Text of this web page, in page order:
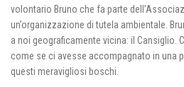
volontario Bruno che fa parte
un’organizzazione di tutela ambientale.
a noi geograficamente vicina: il Cansiglio.
come se ci avesse accompagnato in una
questi meravigliosi boschi.